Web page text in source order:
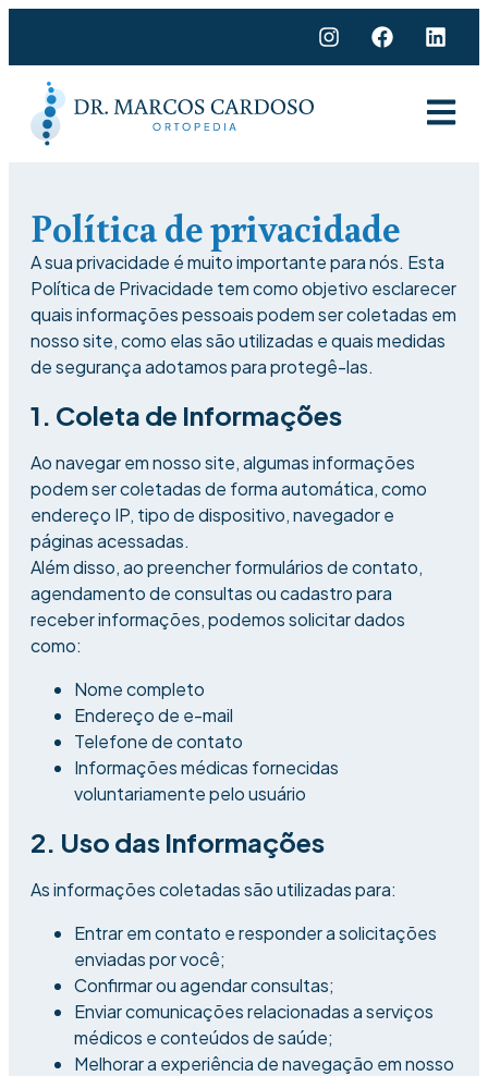
Política de privacidade
A sua privacidade é muito importante para nós. Esta
Política de Privacidade tem como objetivo esclarecer
quais informações pessoais podem ser coletadas em
nosso site, como elas são utilizadas e quais medidas
de segurança adotamos para protegê-las.
1. Coleta de Informações
Ao navegar em nosso site, algumas informações
podem ser coletadas de forma automática, como
endereço IP, tipo de dispositivo, navegador e
páginas acessadas.
Além disso, ao preencher formulários de contato,
agendamento de consultas ou cadastro para
receber informações, podemos solicitar dados
como:
Nome completo
Endereço de e-mail
Telefone de contato
Informações médicas fornecidas
voluntariamente pelo usuário
2. Uso das Informações
As informações coletadas são utilizadas para:
Entrar em contato e responder a solicitações
enviadas por você;
Confirmar ou agendar consultas;
Enviar comunicações relacionadas a serviços
médicos e conteúdos de saúde;
Melhorar a experiência de navegação em nosso